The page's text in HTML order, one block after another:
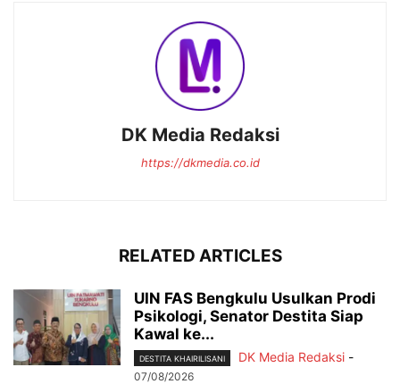
DK Media Redaksi
https://dkmedia.co.id
RELATED ARTICLES
UIN FAS Bengkulu Usulkan Prodi
Psikologi, Senator Destita Siap
Kawal ke...
DESTITA KHAIRILISANI DK Media Redaksi -
07/08/2026